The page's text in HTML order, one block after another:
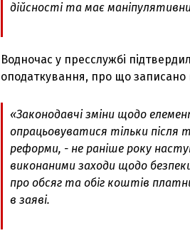
дійсності та має
Водночас у пресслужбі
оподаткування, про що записано
«Законодавчі зміни щодо
опрацьовуватися тільки після
реформи, - не раніше року
виконаними заходи щодо
про обсяг та обіг коштів
в заяві.